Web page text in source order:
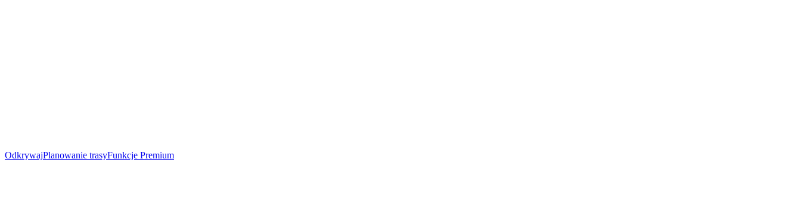
OdkrywajPlanowanie trasyFunkcje Premium